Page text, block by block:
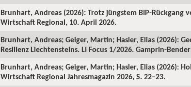
Brunhart, Andreas (2026): Trotz jüngstem BIP-
Wirtschaft Regional, 10. April 2026.
Brunhart, Andreas; Geiger, Martin; Hasler, Elias (2026):
Resilienz Liechtensteins. LI Focus 1/2026. Gamprin-
Brunhart, Andreas; Geiger, Martin; Hasler, Elias (2026):
Wirtschaft Regional Jahresmagazin 2026, S. 22–23.